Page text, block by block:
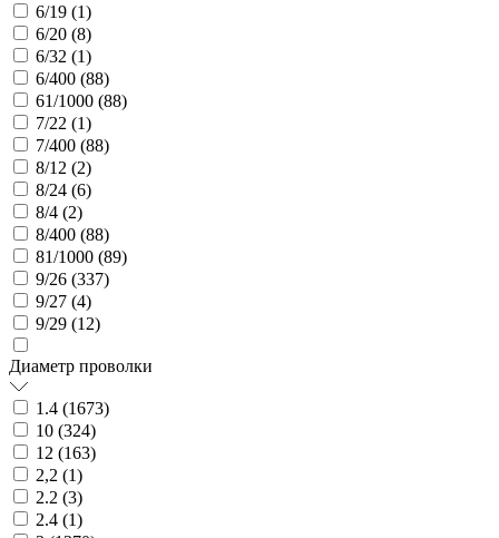
6/19 (1)
6/20 (8)
6/32 (1)
6/400 (88)
61/1000 (88)
7/22 (1)
7/400 (88)
8/12 (2)
8/24 (6)
8/4 (2)
8/400 (88)
81/1000 (89)
9/26 (337)
9/27 (4)
9/29 (12)
Диаметр проволки
1.4 (1673)
10 (324)
12 (163)
2,2 (1)
2.2 (3)
2.4 (1)